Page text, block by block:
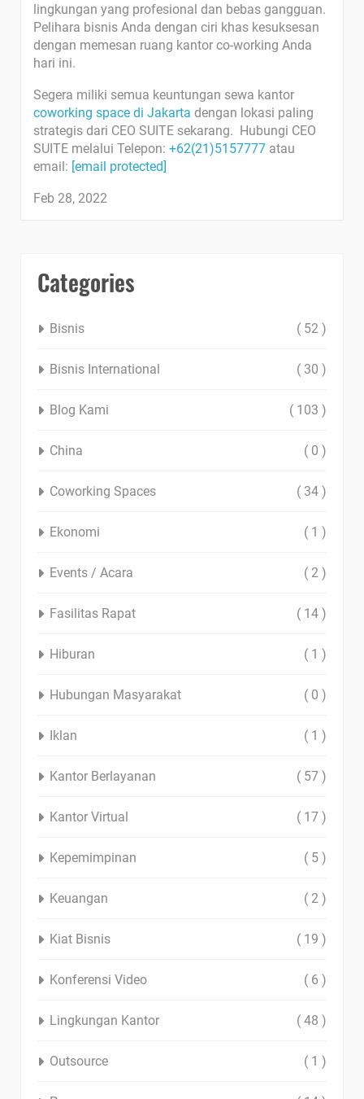
lingkungan yang profesional dan bebas gangguan.
Pelihara bisnis Anda dengan ciri khas kesuksesan
dengan memesan ruang kantor co-working Anda
hari ini.
Segera miliki semua keuntungan sewa kantor
coworking space di Jakarta dengan lokasi paling
strategis dari CEO SUITE sekarang. Hubungi CEO
SUITE melalui Telepon: +62(21)5157777 atau
email: [email protected]
Feb 28, 2022
Categories
Bisnis ( 52 )
Bisnis International ( 30 )
Blog Kami ( 103 )
China ( 0 )
Coworking Spaces ( 34 )
Ekonomi ( 1 )
Events / Acara ( 2 )
Fasilitas Rapat ( 14 )
Hiburan ( 1 )
Hubungan Masyarakat ( 0 )
Iklan ( 1 )
Kantor Berlayanan ( 57 )
Kantor Virtual ( 17 )
Kepemimpinan ( 5 )
Keuangan ( 2 )
Kiat Bisnis ( 19 )
Konferensi Video ( 6 )
Lingkungan Kantor ( 48 )
Outsource ( 1 )